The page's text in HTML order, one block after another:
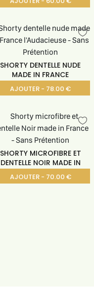
SHORTY DENTELLE NUDE
MADE IN FRANCE
AJOUTER - 78.00 €
SHORTY MICROFIBRE ET
DENTELLE NOIR MADE IN
AJOUTER - 70.00 €